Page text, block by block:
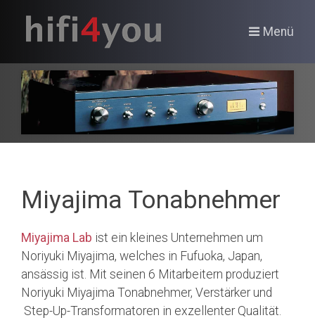
Menü
Miyajima Tonabnehmer
Miyajima Lab ist ein kleines Unternehmen um
Noriyuki Miyajima, welches in Fufuoka, Japan,
ansässig ist. Mit seinen 6 Mitarbeitern produziert
Noriyuki Miyajima Tonabnehmer, Verstärker und
Step-Up-Transformatoren in exzellenter Qualität.